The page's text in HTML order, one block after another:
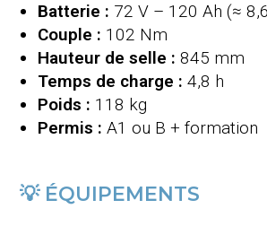
Batterie : 72 V – 120 Ah (≈
Couple : 102 Nm
Hauteur de selle :845 mm
Temps de charge : 4,8 h
Poids : 118 kg
Permis : A1 ou B + formation
💡 ÉQUIPEMENTS